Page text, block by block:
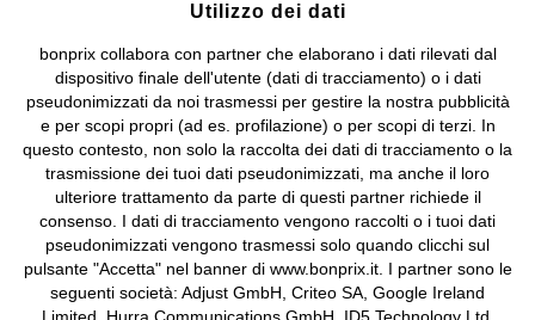
Utilizzo dei dati
bonprix collabora con partner che elaborano i dati rilevati dal
dispositivo finale dell'utente (dati di tracciamento) o i dati
pseudonimizzati da noi trasmessi per gestire la nostra pubblicità
e per scopi propri (ad es. profilazione) o per scopi di terzi. In
questo contesto, non solo la raccolta dei dati di tracciamento o la
trasmissione dei tuoi dati pseudonimizzati, ma anche il loro
ulteriore trattamento da parte di questi partner richiede il
consenso. I dati di tracciamento vengono raccolti o i tuoi dati
pseudonimizzati vengono trasmessi solo quando clicchi sul
pulsante "Accetta" nel banner di www.bonprix.it. I partner sono le
seguenti società: Adjust GmbH, Criteo SA, Google Ireland